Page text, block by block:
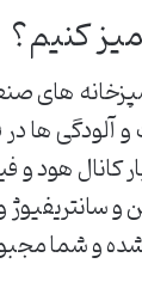
کنیم؟
های
آلودگی
کانال هود
شما